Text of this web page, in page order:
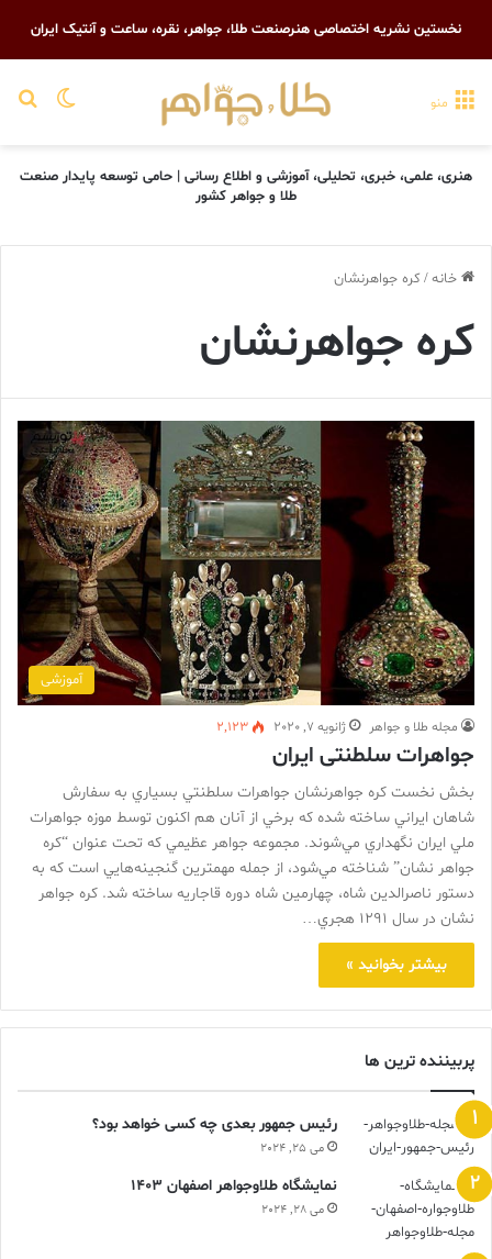
نخستین نشریه اختصاصی هنرصنعت طلا، جواهر، نقره، ساعت و آنتیک ایران
تغییر منو
هنری، علمی، خبری، تحلیلی، آموزشی و اطلاع رسانی | حامی توسعه پایدار صنعت
طلا و جواهر کشور
خانه/ کره جواهرنشان
کره جواهرنشان
آموزشی
مجله طلا و جواهر ژانویه 7, 2020 2,123
جواهرات سلطنتی ایران
بخش نخست کره جواهرنشان جواهرات سلطنتي بسياري به سفارش
شاهان ايراني ساخته شده که برخي از آنان هم اکنون توسط موزه جواهرات
ملي ايران نگهداري مي‌شوند. مجموعه جواهر عظيمي که تحت عنوان “کره
جواهر نشان” شناخته مي‌شود، از جمله مهمترين گنجينه‌هايي است که به
دستور ناصرالدين شاه، چهارمين شاه دوره قاجاريه ساخته شد. کره جواهر
نشان در سال 1291 هجري…
بیشتر بخوانید »
پربیننده ترین ها
رئیس جمهور بعدی چه کسی خواهد بود؟
می 25, 2024
نمایشگاه طلاوجواهر اصفهان 1403
می 28, 2024